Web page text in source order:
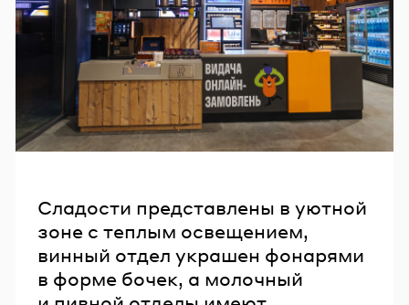
Сладости представлены в уютной
зоне с теплым освещением,
винный отдел украшен фонарями
в форме бочек, а молочный